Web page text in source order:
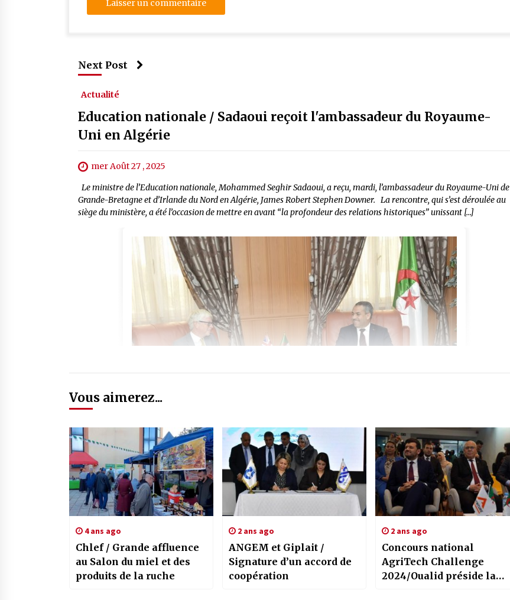
Next Post
Actualité
Education nationale / Sadaoui reçoit l'ambassadeur du Royaume-
Uni en Algérie
mer Août 27 , 2025
Le ministre de l’Education nationale, Mohammed Seghir Sadaoui, a reçu, mardi, l’ambassadeur du Royaume-Uni de
Grande-Bretagne et d’Irlande du Nord en Algérie, James Robert Stephen Downer. La rencontre, qui s’est déroulée au
siège du ministère, a été l’occasion de mettre en avant “la profondeur des relations historiques” unissant […]
Vous aimerez...
4 ans ago
Chlef / Grande affluence
au Salon du miel et des
produits de la ruche
2 ans ago
ANGEM et Giplait /
Signature d’un accord de
coopération
2 ans ago
Concours national
AgriTech Challenge
2024/Oualid préside la